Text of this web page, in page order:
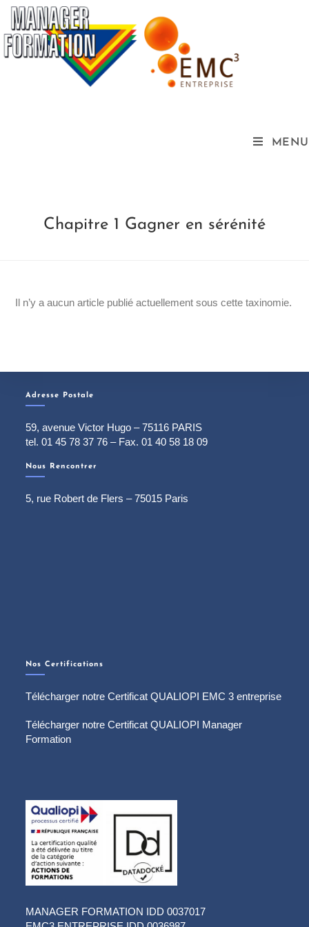
MENU
Chapitre 1 Gagner en sérénité
Il n’y a aucun article publié actuellement sous cette taxinomie.
Adresse Postale
59, avenue Victor Hugo – 75116 PARIS
tel. 01 45 78 37 76 – Fax. 01 40 58 18 09
Nous Rencontrer
5, rue Robert de Flers – 75015 Paris
Nos Certifications
Télécharger notre Certificat QUALIOPI EMC 3 entreprise
Télécharger notre Certificat QUALIOPI Manager
Formation
MANAGER FORMATION IDD 0037017